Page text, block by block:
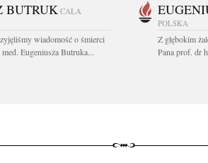
BUTRUK CAŁA
wiadomość o śmierci
Eugeniusza Butruka...
POLSKA
Z głębokim
Pana prof. dr